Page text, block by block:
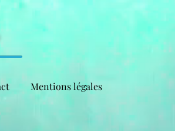
Mentions légales